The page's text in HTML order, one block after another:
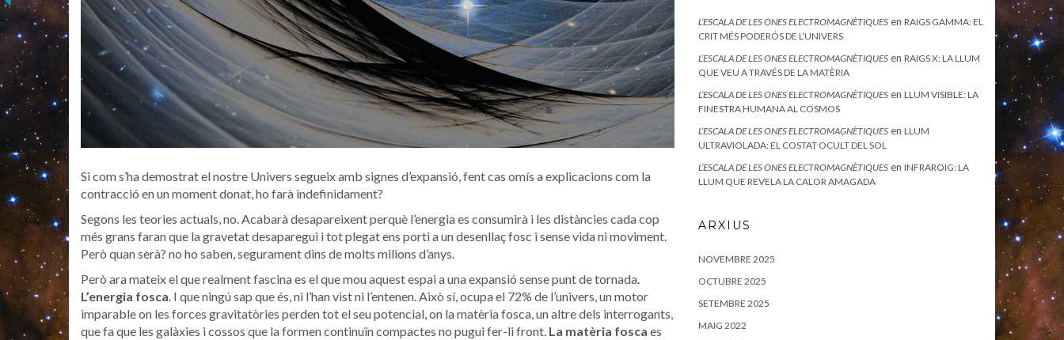
Si com s’ha demostrat el nostre Univers segueix amb signes d’expansió, fent cas omís a explicacions com la
contracció en un moment donat, ho farà indefinidament?
Segons les teories actuals, no. Acabarà desapareixent perquè l’energia es consumirà i les distàncies cada cop
més grans faran que la gravetat desaparegui i tot plegat ens porti a un desenllaç fosc i sense vida ni moviment.
Però quan serà? no ho saben, segurament dins de molts milions d’anys.
Però ara mateix el que realment fascina es el que mou aquest espai a una expansió sense punt de tornada.
L’energia fosca. I que ningú sap que és, ni l’han vist ni l’entenen. Això sí, ocupa el 72% de l’univers, un motor
imparable on les forces gravitatòries perden tot el seu potencial, on la matèria fosca, un altre dels interrogants,
que fa que les galàxies i cossos que la formen continuïn compactes no pugui fer-li front. La matèria fosca es
L’ESCALA DE LES ONES ELECTROMAGNÈTIQUES en RAIGS GAMMA: EL
CRIT MÉS PODERÓS DE L’UNIVERS
L’ESCALA DE LES ONES ELECTROMAGNÈTIQUES en RAIGS X: LA LLUM
QUE VEU A TRAVÉS DE LA MATÈRIA
L’ESCALA DE LES ONES ELECTROMAGNÈTIQUES en LLUM VISIBLE: LA
FINESTRA HUMANA AL COSMOS
L’ESCALA DE LES ONES ELECTROMAGNÈTIQUES en LLUM
ULTRAVIOLADA: EL COSTAT OCULT DEL SOL
L’ESCALA DE LES ONES ELECTROMAGNÈTIQUES en INFRAROIG: LA
LLUM QUE REVELA LA CALOR AMAGADA
ARXIUS
NOVEMBRE 2025
OCTUBRE 2025
SETEMBRE 2025
MAIG 2022